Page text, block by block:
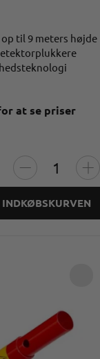
til 9 meters højde
at se priser
INDKØBSKURVEN